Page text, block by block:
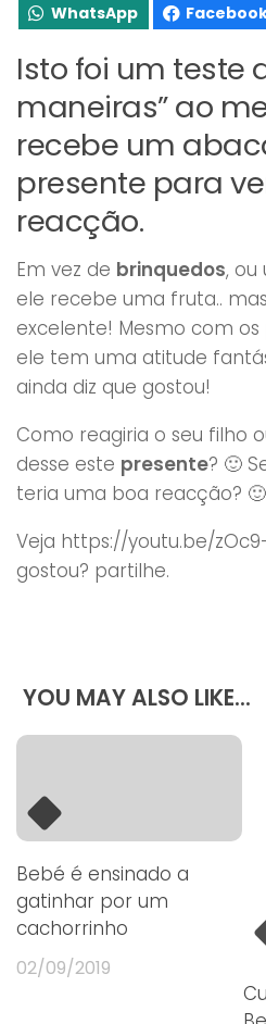
WhatsApp
Isto foi um teste
maneiras” ao
recebe um
presente para
reacção.
Em vez de brinquedos, ou
ele recebe uma fruta..
excelente! Mesmo com
ele tem uma atitude
ainda diz que gostou!
Como reagiria o seu filho
desse este presente? 🙂
teria uma boa reacção?
Veja https://youtu.be/
gostou? partilhe.
YOU MAY ALSO LIKE...
Bebé é ensinado a
gatinhar por um
cachorrinho
02/09/2019